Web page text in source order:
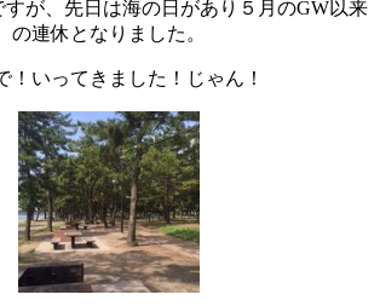
が、先日は海の日があり５月のGW以来
の連休となりました。
！いってきました！じゃん！